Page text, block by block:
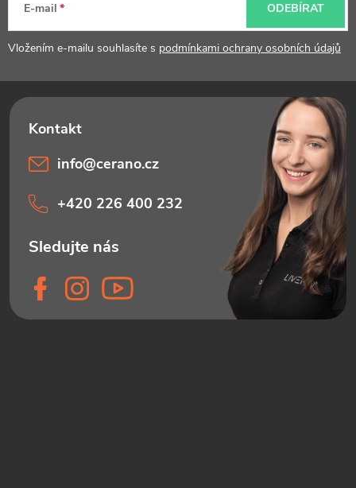
E-mail
Vložením e-mailu souhlasíte s podmínkami ochrany osobních údajů
ODEBÍRAT
info@cerano.cz
+420 226 400 232